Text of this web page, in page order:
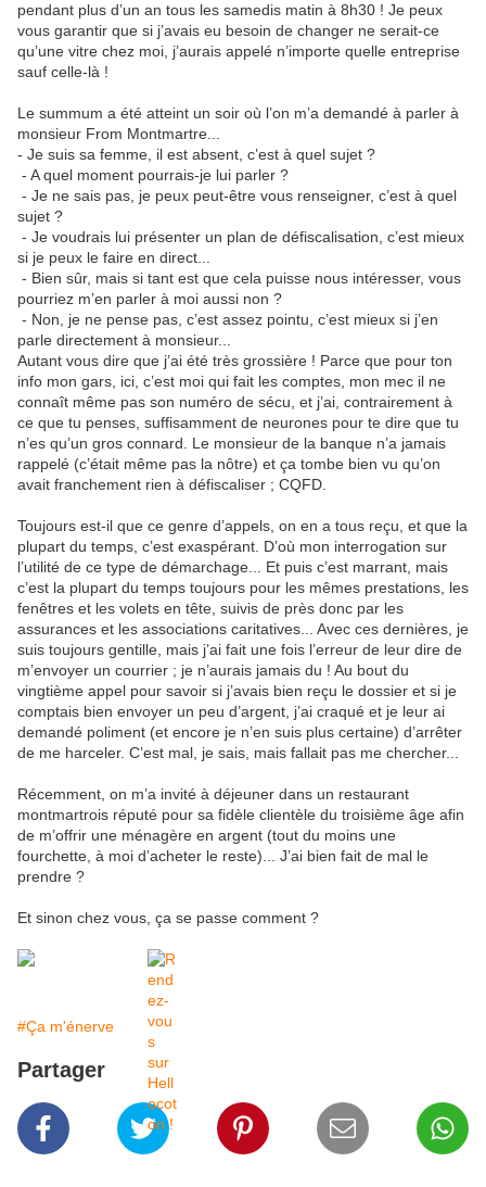
pendant plus d’un an tous les samedis matin à 8h30 ! Je peux
vous garantir que si j’avais eu besoin de changer ne serait-ce
qu’une vitre chez moi, j’aurais appelé n’importe quelle entreprise
sauf celle-là !
Le summum a été atteint un soir où l’on m’a demandé à parler à
monsieur From Montmartre...
- Je suis sa femme, il est absent, c’est à quel sujet ?
- A quel moment pourrais-je lui parler ?
- Je ne sais pas, je peux peut-être vous renseigner, c’est à quel
sujet ?
- Je voudrais lui présenter un plan de défiscalisation, c’est mieux
si je peux le faire en direct...
- Bien sûr, mais si tant est que cela puisse nous intéresser, vous
pourriez m’en parler à moi aussi non ?
- Non, je ne pense pas, c’est assez pointu, c’est mieux si j’en
parle directement à monsieur...
Autant vous dire que j’ai été très grossière ! Parce que pour ton
info mon gars, ici, c’est moi qui fait les comptes, mon mec il ne
connaît même pas son numéro de sécu, et j’ai, contrairement à
ce que tu penses, suffisamment de neurones pour te dire que tu
n’es qu’un gros connard. Le monsieur de la banque n’a jamais
rappelé (c’était même pas la nôtre) et ça tombe bien vu qu’on
avait franchement rien à défiscaliser ; CQFD.
Toujours est-il que ce genre d’appels, on en a tous reçu, et que la
plupart du temps, c’est exaspérant. D’où mon interrogation sur
l’utilité de ce type de démarchage... Et puis c’est marrant, mais
c’est la plupart du temps toujours pour les mêmes prestations, les
fenêtres et les volets en tête, suivis de près donc par les
assurances et les associations caritatives... Avec ces dernières, je
suis toujours gentille, mais j’ai fait une fois l’erreur de leur dire de
m’envoyer un courrier ; je n’aurais jamais du ! Au bout du
vingtième appel pour savoir si j’avais bien reçu le dossier et si je
comptais bien envoyer un peu d’argent, j’ai craqué et je leur ai
demandé poliment (et encore je n’en suis plus certaine) d’arrêter
de me harceler. C’est mal, je sais, mais fallait pas me chercher...
Récemment, on m’a invité à déjeuner dans un restaurant
montmartrois réputé pour sa fidèle clientèle du troisième âge afin
de m’offrir une ménagère en argent (tout du moins une
fourchette, à moi d’acheter le reste)... J’ai bien fait de mal le
prendre ?
Et sinon chez vous, ça se passe comment ?
#Ça m'énerve
Partager